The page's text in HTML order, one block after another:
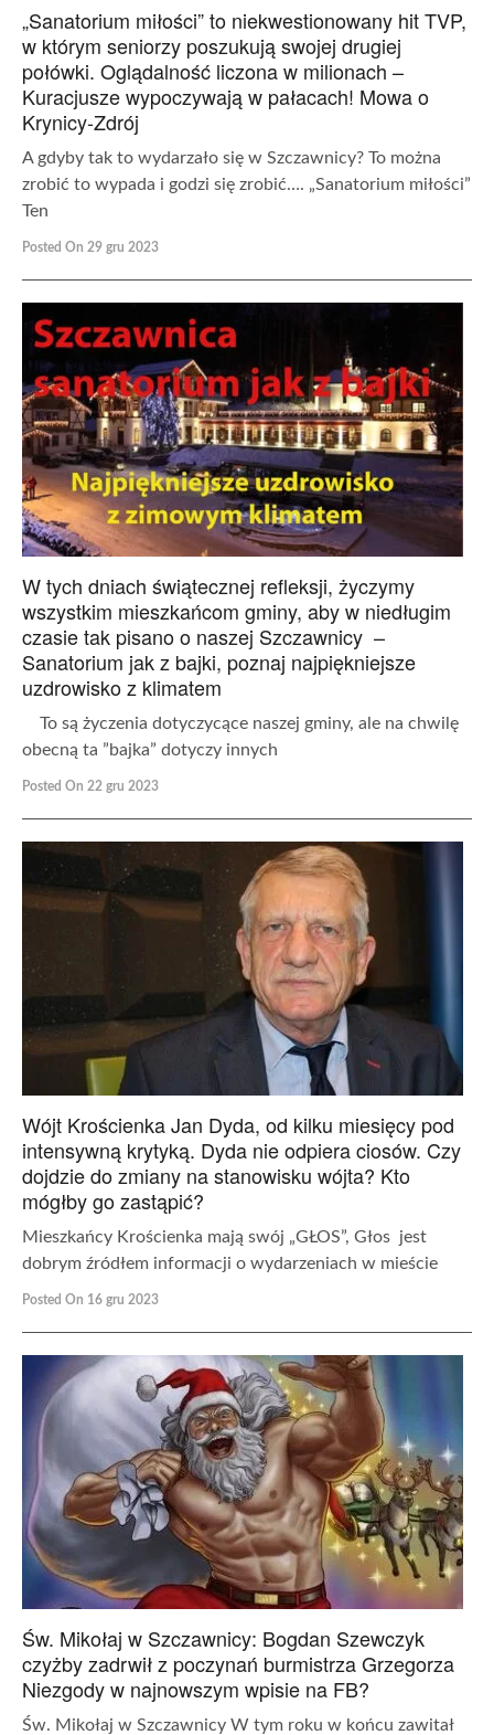
„Sanatorium miłości” to niekwestionowany hit TVP,
w którym seniorzy poszukują swojej drugiej
połówki. Oglądalność liczona w milionach –
Kuracjusze wypoczywają w pałacach! Mowa o
Krynicy-Zdrój
A gdyby tak to wydarzało się w Szczawnicy? To można
zrobić to wypada i godzi się zrobić…. „Sanatorium miłości”
Ten
Posted On 29 gru 2023
W tych dniach świątecznej refleksji, życzymy
wszystkim mieszkańcom gminy, aby w niedługim
czasie tak pisano o naszej Szczawnicy –
Sanatorium jak z bajki, poznaj najpiękniejsze
uzdrowisko z klimatem
To są życzenia dotyczycące naszej gminy, ale na chwilę
obecną ta ”bajka” dotyczy innych
Posted On 22 gru 2023
Wójt Krościenka Jan Dyda, od kilku miesięcy pod
intensywną krytyką. Dyda nie odpiera ciosów. Czy
dojdzie do zmiany na stanowisku wójta? Kto
mógłby go zastąpić?
Mieszkańcy Krościenka mają swój „GŁOS”, Głos jest
dobrym źródłem informacji o wydarzeniach w mieście
Posted On 16 gru 2023
Św. Mikołaj w Szczawnicy: Bogdan Szewczyk
czyżby zadrwił z poczynań burmistrza Grzegorza
Niezgody w najnowszym wpisie na FB?
Św. Mikołaj w Szczawnicy W tym roku w końcu zawitał